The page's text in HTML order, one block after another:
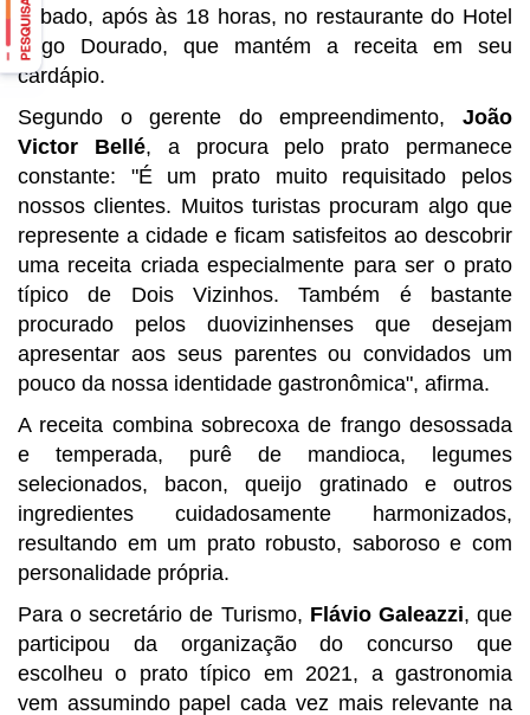
sábado, após às 18 horas, no restaurante do Hotel
Lago Dourado, que mantém a receita em seu
cardápio.
Segundo o gerente do empreendimento, João
Victor Bellé, a procura pelo prato permanece
constante: "É um prato muito requisitado pelos
nossos clientes. Muitos turistas procuram algo que
represente a cidade e ficam satisfeitos ao descobrir
uma receita criada especialmente para ser o prato
típico de Dois Vizinhos. Também é bastante
procurado pelos duovizinhenses que desejam
apresentar aos seus parentes ou convidados um
pouco da nossa identidade gastronômica", afirma.
A receita combina sobrecoxa de frango desossada
e temperada, purê de mandioca, legumes
selecionados, bacon, queijo gratinado e outros
ingredientes cuidadosamente harmonizados,
resultando em um prato robusto, saboroso e com
personalidade própria.
Para o secretário de Turismo, Flávio Galeazzi, que
participou da organização do concurso que
escolheu o prato típico em 2021, a gastronomia
vem assumindo papel cada vez mais relevante na